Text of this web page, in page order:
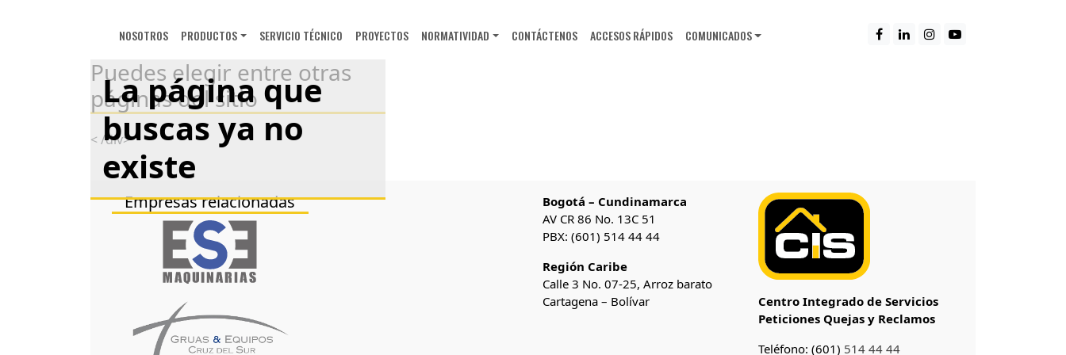
NOSOTROS PRODUCTOS SERVICIO TÉCNICO PROYECTOS NORMATIVIDAD CONTÁCTENOS ACCESOS RÁPIDOS COMUNICADOS
La página que
buscas ya no
existe
Puedes elegir entre otras
páginas del sitio
< /div>
Empresas relacionadas
Bogotá – Cundinamarca
AV CR 86 No. 13C 51
PBX: (601) 514 44 44
Región Caribe
Calle 3 No. 07-25, Arroz barato
Cartagena – Bolívar
Centro Integrado de Servicios
Peticiones Quejas y Reclamos
Teléfono: (601) 514 44 44